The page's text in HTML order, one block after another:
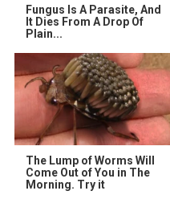
Fungus Is A Parasite, And
It Dies From A Drop Of
Plain...
The Lump of Worms Will
Come Out of You in The
Morning. Try it